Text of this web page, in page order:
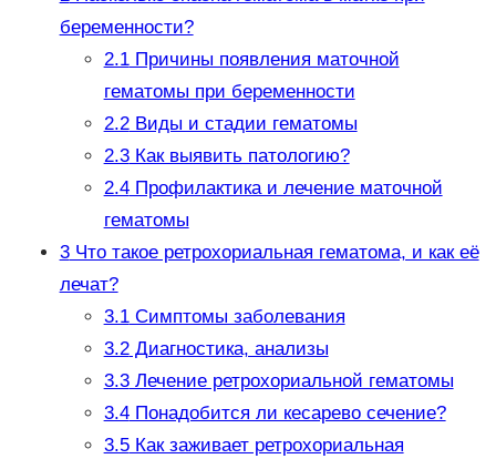
беременности?
2.1Причины появления маточной
гематомы при беременности
2.2Виды и стадии гематомы
2.3Как выявить патологию?
2.4Профилактика и лечение маточной
гематомы
3Что такое ретрохориальная гематома, и как её
лечат?
3.1Симптомы заболевания
3.2Диагностика, анализы
3.3Лечение ретрохориальной гематомы
3.4Понадобится ли кесарево сечение?
3.5Как заживает ретрохориальная